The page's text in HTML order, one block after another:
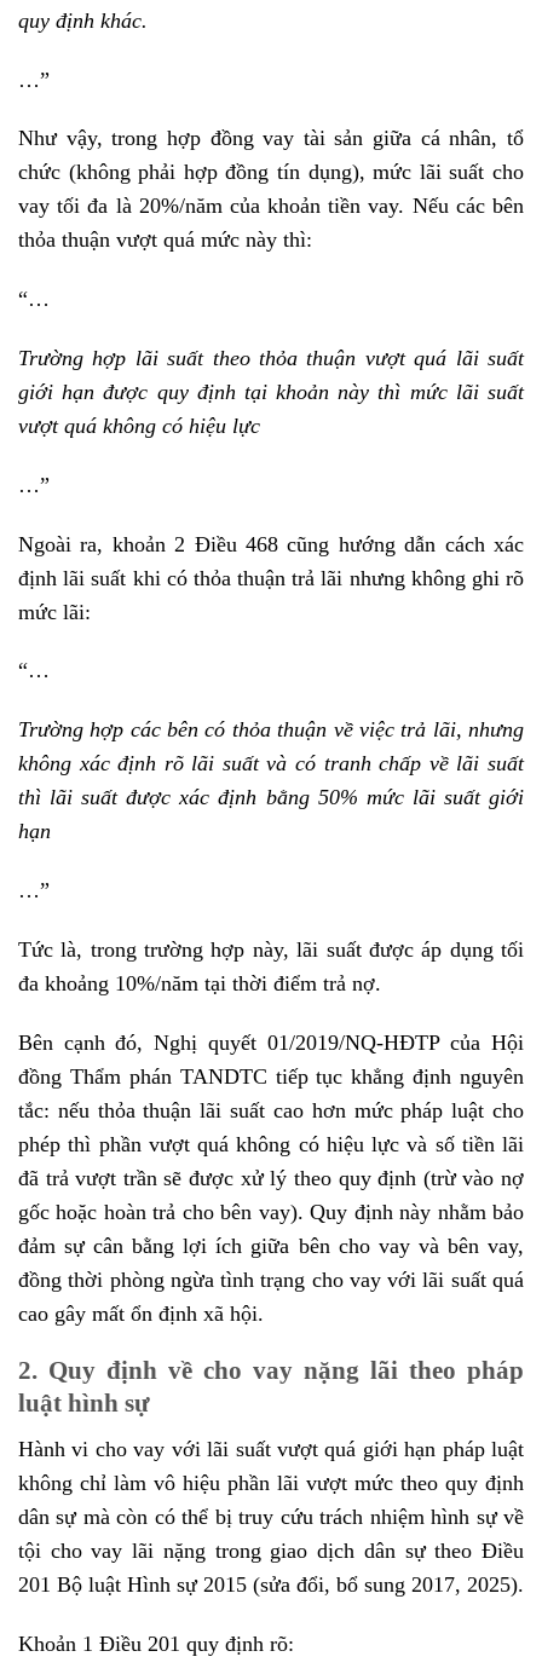
quy định khác.
…”
Như vậy, trong hợp đồng vay tài sản giữa cá nhân, tổ
chức (không phải hợp đồng tín dụng), mức lãi suất cho
vay tối đa là 20%/năm của khoản tiền vay. Nếu các bên
thỏa thuận vượt quá mức này thì:
“…
Trường hợp lãi suất theo thỏa thuận vượt quá lãi suất
giới hạn được quy định tại khoản này thì mức lãi suất
vượt quá không có hiệu lực
…”
Ngoài ra, khoản 2 Điều 468 cũng hướng dẫn cách xác
định lãi suất khi có thỏa thuận trả lãi nhưng không ghi rõ
mức lãi:
“…
Trường hợp các bên có thỏa thuận về việc trả lãi, nhưng
không xác định rõ lãi suất và có tranh chấp về lãi suất
thì lãi suất được xác định bằng 50% mức lãi suất giới
hạn
…”
Tức là, trong trường hợp này, lãi suất được áp dụng tối
đa khoảng 10%/năm tại thời điểm trả nợ.
Bên cạnh đó, Nghị quyết 01/2019/NQ-HĐTP của Hội
đồng Thẩm phán TANDTC tiếp tục khẳng định nguyên
tắc: nếu thỏa thuận lãi suất cao hơn mức pháp luật cho
phép thì phần vượt quá không có hiệu lực và số tiền lãi
đã trả vượt trần sẽ được xử lý theo quy định (trừ vào nợ
gốc hoặc hoàn trả cho bên vay). Quy định này nhằm bảo
đảm sự cân bằng lợi ích giữa bên cho vay và bên vay,
đồng thời phòng ngừa tình trạng cho vay với lãi suất quá
cao gây mất ổn định xã hội.
2. Quy định về cho vay nặng lãi theo pháp
luật hình sự
Hành vi cho vay với lãi suất vượt quá giới hạn pháp luật
không chỉ làm vô hiệu phần lãi vượt mức theo quy định
dân sự mà còn có thể bị truy cứu trách nhiệm hình sự về
tội cho vay lãi nặng trong giao dịch dân sự theo Điều
201 Bộ luật Hình sự 2015 (sửa đổi, bổ sung 2017, 2025).
Khoản 1 Điều 201 quy định rõ: